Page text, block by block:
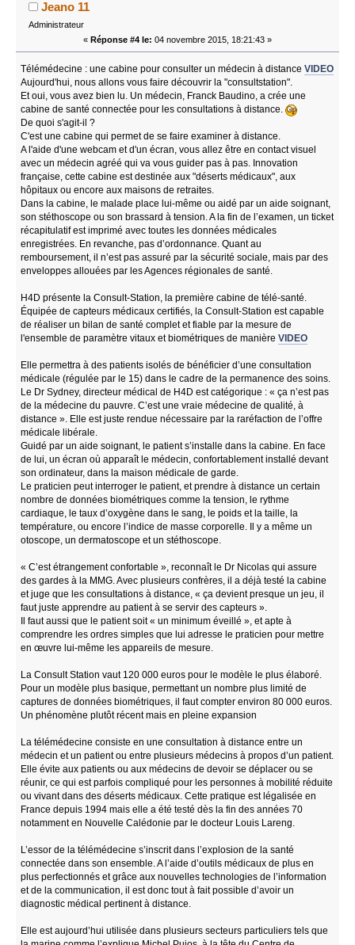
Jeano 11
Administrateur
« Réponse #4 le: 04 novembre 2015, 18:21:43 »
Télémédecine : une cabine pour consulter un médecin à distanceVIDEO
Aujourd'hui, nous allons vous faire découvrir la "consultstation".
Et oui, vous avez bien lu. Un médecin, Franck Baudino, a crée une
cabine de santé connectée pour les consultations à distance.
De quoi s'agit-il ?
C'est une cabine qui permet de se faire examiner à distance.
A l'aide d'une webcam et d'un écran, vous allez être en contact visuel
avec un médecin agréé qui va vous guider pas à pas. Innovation
française, cette cabine est destinée aux "déserts médicaux", aux
hôpitaux ou encore aux maisons de retraites.
Dans la cabine, le malade place lui-même ou aidé par un aide soignant,
son stéthoscope ou son brassard à tension. A la fin de l’examen, un ticket
récapitulatif est imprimé avec toutes les données médicales
enregistrées. En revanche, pas d’ordonnance. Quant au
remboursement, il n’est pas assuré par la sécurité sociale, mais par des
enveloppes allouées par les Agences régionales de santé.
H4D présente la Consult-Station, la première cabine de télé-santé.
Équipée de capteurs médicaux certifiés, la Consult-Station est capable
de réaliser un bilan de santé complet et fiable par la mesure de
l'ensemble de paramètre vitaux et biométriques de manièreVIDEO
Elle permettra à des patients isolés de bénéficier d’une consultation
médicale (régulée par le 15) dans le cadre de la permanence des soins.
Le Dr Sydney, directeur médical de H4D est catégorique : « ça n’est pas
de la médecine du pauvre. C’est une vraie médecine de qualité, à
distance ». Elle est juste rendue nécessaire par la raréfaction de l’offre
médicale libérale.
Guidé par un aide soignant, le patient s’installe dans la cabine. En face
de lui, un écran où apparaît le médecin, confortablement installé devant
son ordinateur, dans la maison médicale de garde.
Le praticien peut interroger le patient, et prendre à distance un certain
nombre de données biométriques comme la tension, le rythme
cardiaque, le taux d’oxygène dans le sang, le poids et la taille, la
température, ou encore l’indice de masse corporelle. Il y a même un
otoscope, un dermatoscope et un stéthoscope.
« C’est étrangement confortable », reconnaît le Dr Nicolas qui assure
des gardes à la MMG. Avec plusieurs confrères, il a déjà testé la cabine
et juge que les consultations à distance, « ça devient presque un jeu, il
faut juste apprendre au patient à se servir des capteurs ».
Il faut aussi que le patient soit « un minimum éveillé », et apte à
comprendre les ordres simples que lui adresse le praticien pour mettre
en œuvre lui-même les appareils de mesure.
La Consult Station vaut 120 000 euros pour le modèle le plus élaboré.
Pour un modèle plus basique, permettant un nombre plus limité de
captures de données biométriques, il faut compter environ 80 000 euros.
Un phénomène plutôt récent mais en pleine expansion
La télémédecine consiste en une consultation à distance entre un
médecin et un patient ou entre plusieurs médecins à propos d’un patient.
Elle évite aux patients ou aux médecins de devoir se déplacer ou se
réunir, ce qui est parfois compliqué pour les personnes à mobilité réduite
ou vivant dans des déserts médicaux. Cette pratique est légalisée en
France depuis 1994 mais elle a été testé dès la fin des années 70
notamment en Nouvelle Calédonie par le docteur Louis Lareng.
L’essor de la télémédecine s’inscrit dans l’explosion de la santé
connectée dans son ensemble. A l’aide d’outils médicaux de plus en
plus perfectionnés et grâce aux nouvelles technologies de l’information
et de la communication, il est donc tout à fait possible d’avoir un
diagnostic médical pertinent à distance.
Elle est aujourd’hui utilisée dans plusieurs secteurs particuliers tels que